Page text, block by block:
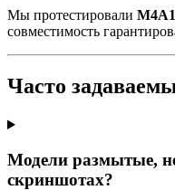
Мы протестировали
совместимость
Часто
Модели размытые,
скриншотах?